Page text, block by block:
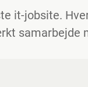
it-jobsite.
samarbejde